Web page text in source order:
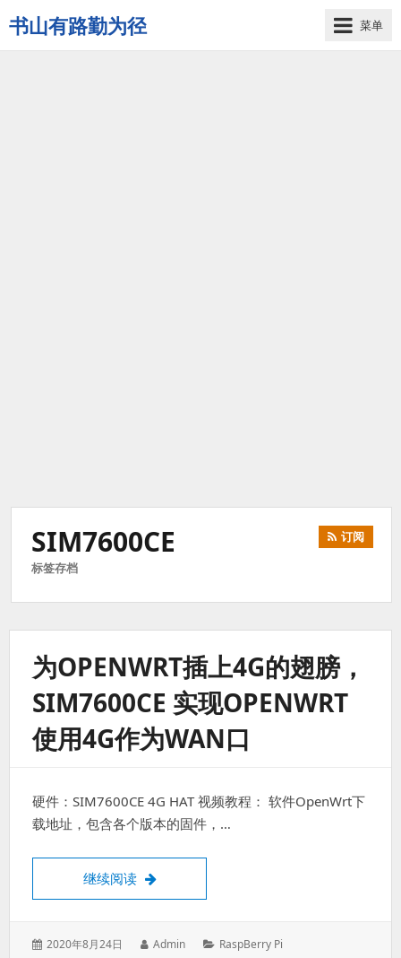
书山有路勤为径
学
菜单
SIM7600CE
标签存档
订阅
为OPENWRT插上4G的翅膀，
SIM7600CE 实现OPENWRT
使用4G作为WAN口
硬件：SIM7600CE 4G HAT 视频教程： 软件OpenWrt下
载地址，包含各个版本的固件，…
继续阅读 为OpenWrt插上4G的翅膀，SIM7600CE
发
2020年8月24日
作
Admin
分
RaspBerry Pi